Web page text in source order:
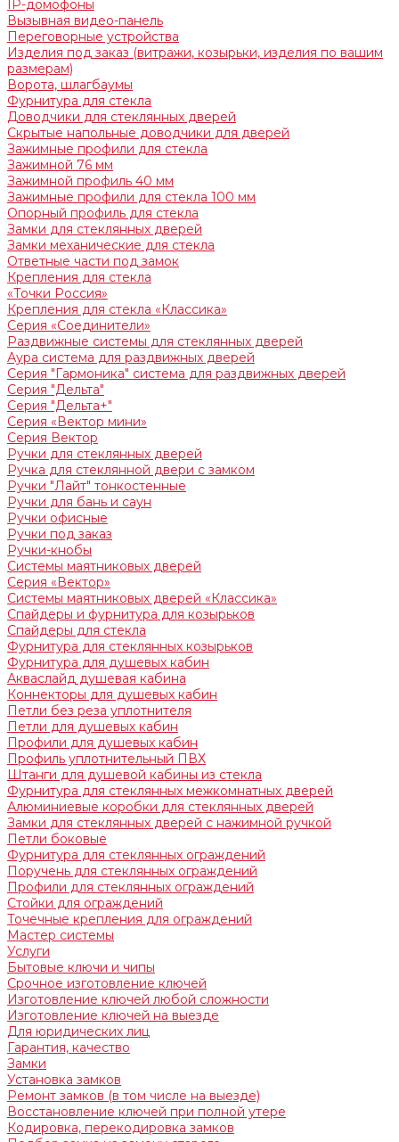
IP-домофоны
Вызывная видео-панель
Переговорные устройства
Изделия под заказ (витражи, козырьки, изделия по вашим
размерам)
Ворота, шлагбаумы
Фурнитура для стекла
Доводчики для стеклянных дверей
Скрытые напольные доводчики для дверей
Зажимные профили для стекла
Зажимной 76 мм
Зажимной профиль 40 мм
Зажимные профили для стекла 100 мм
Опорный профиль для стекла
Замки для стеклянных дверей
Замки механические для стекла
Ответные части под замок
Крепления для стекла
«Точки Россия»
Крепления для стекла «Классика»
Серия «Соединители»
Раздвижные системы для стеклянных дверей
Аура система для раздвижных дверей
Серия "Гармоника" система для раздвижных дверей
Серия "Дельта"
Серия "Дельта+"
Серия «Вектор мини»
Серия Вектор
Ручки для стеклянных дверей
Ручка для стеклянной двери с замком
Ручки "Лайт" тонкостенные
Ручки для бань и саун
Ручки офисные
Ручки под заказ
Ручки-кнобы
Системы маятниковых дверей
Серия «Вектор»
Системы маятниковых дверей «Классика»
Спайдеры и фурнитура для козырьков
Спайдеры для стекла
Фурнитура для стеклянных козырьков
Фурнитура для душевых кабин
Акваслайд душевая кабина
Коннекторы для душевых кабин
Петли без реза уплотнителя
Петли для душевых кабин
Профили для душевых кабин
Профиль уплотнительный ПВХ
Штанги для душевой кабины из стекла
Фурнитура для стеклянных межкомнатных дверей
Алюминиевые коробки для стеклянных дверей
Замки для стеклянных дверей с нажимной ручкой
Петли боковые
Фурнитура для стеклянных ограждений
Поручень для стеклянных ограждений
Профили для стеклянных ограждений
Стойки для ограждений
Точечные крепления для ограждений
Мастер системы
Услуги
Бытовые ключи и чипы
Срочное изготовление ключей
Изготовление ключей любой сложности
Изготовление ключей на выезде
Для юридических лиц
Гарантия, качество
Замки
Установка замков
Ремонт замков (в том числе на выезде)
Восстановление ключей при полной утере
Кодировка, перекодировка замков